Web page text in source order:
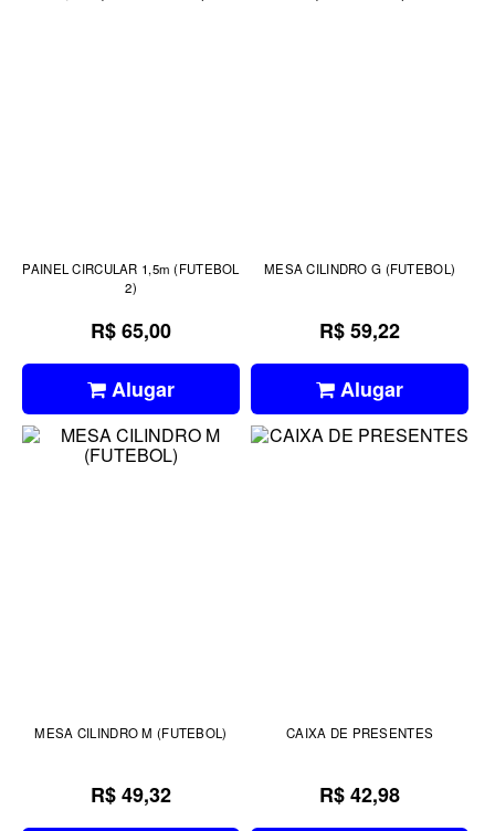
PAINEL CIRCULAR 1,5m (FUTEBOL
2)
R$ 65,00
Alugar
MESA CILINDRO G (FUTEBOL)
R$ 59,22
Alugar
MESA CILINDRO M (FUTEBOL)
R$ 49,32
CAIXA DE PRESENTES
R$ 42,98